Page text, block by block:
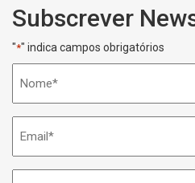
Subscrever
"*" indica campos obrigatórios